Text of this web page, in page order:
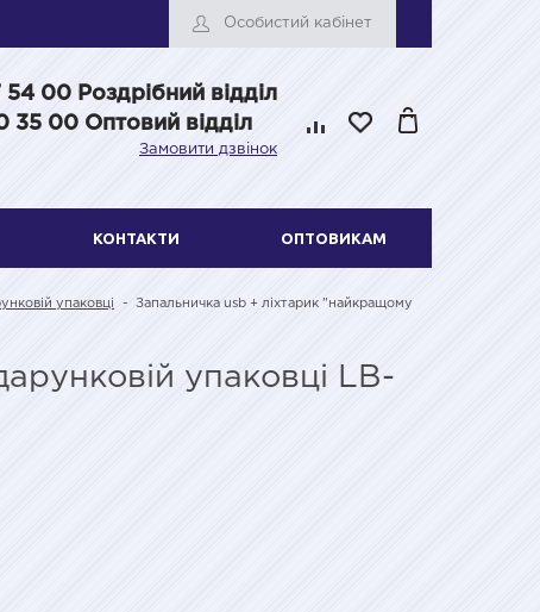
Особистий кабінет
54 00 Роздрібний відділ
35 00 Оптовий відділ
Замовити дзвінок
КОНТАКТИ ОПТОВИКАМ
упаковці - Запальничка usb + ліхтарик "найкращому
упаковці LB-